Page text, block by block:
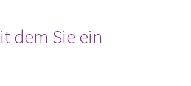
dem Sie ein